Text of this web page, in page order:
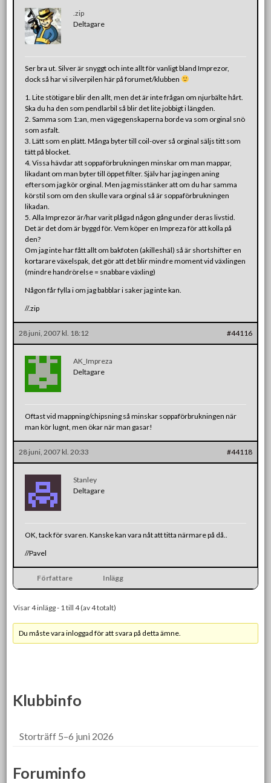
.zip
Deltagare
Ser bra ut. Silver är snyggt och inte allt för vanligt bland Imprezor,
dock så har vi silverpilen här på forumet/klubben
1. Lite stötigare blir den allt, men det är inte frågan om njurbälte hårt.
Ska du ha den som pendlarbil så blir det lite jobbigt i längden.
2. Samma som 1:an, men vägegenskaperna borde va som orginal snö
som asfalt.
3. Lätt som en plätt. Många byter till coil-over så orginal säljs titt som
tätt på blocket.
4. Vissa hävdar att soppaförbrukningen minskar om man mappar,
likadant om man byter till öppet filter. Själv har jag ingen aning
eftersom jag kör orginal. Men jag misstänker att om du har samma
körstil som om den skulle vara orginal så är soppaförbrukningen
likadan.
5. Alla Imprezor är/har varit plågad någon gång under deras livstid.
Det är det dom är byggd för. Vem köper en Impreza för att kolla på
den?
Om jag inte har fått allt om bakfoten (akilleshäl) så är shortshifter en
kortarare växelspak, det gör att det blir mindre moment vid växlingen
(mindre handrörelse = snabbare växling)
Någon får fylla i om jag babblar i saker jag inte kan.
//.zip
28 juni, 2007 kl. 18:12 #44116
AK_Impreza
Deltagare
Oftast vid mappning/chipsning så minskar soppaförbrukningen när
man kör lugnt, men ökar när man gasar!
28 juni, 2007 kl. 20:33 #44118
Stanley
Deltagare
OK, tack för svaren. Kanske kan vara nåt att titta närmare på då..
//Pavel
Författare Inlägg
Visar 4 inlägg - 1 till 4 (av 4 totalt)
Du måste vara inloggad för att svara på detta ämne.
Klubbinfo
Storträff 5–6 juni 2026
Foruminfo